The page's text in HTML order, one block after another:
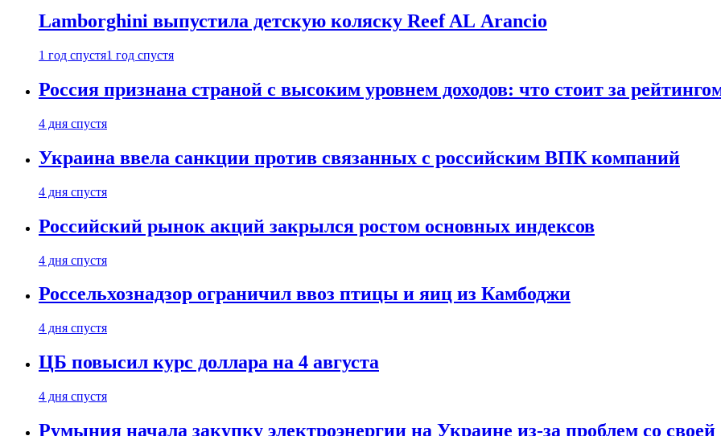
Lamborghini выпустила детскую коляску Reef AL Arancio
1 год спустя1 год спустя
Россия признана страной с высоким уровнем доходов: что стоит за
4 дня спустя
Украина ввела санкции против связанных с российским ВПК компаний
4 дня спустя
Российский рынок акций закрылся ростом основных индексов
4 дня спустя
Россельхознадзор ограничил ввоз птицы и яиц из Камбоджи
4 дня спустя
ЦБ повысил курс доллара на 4 августа
4 дня спустя
Румыния начала закупку электроэнергии на Украине из-за проблем со